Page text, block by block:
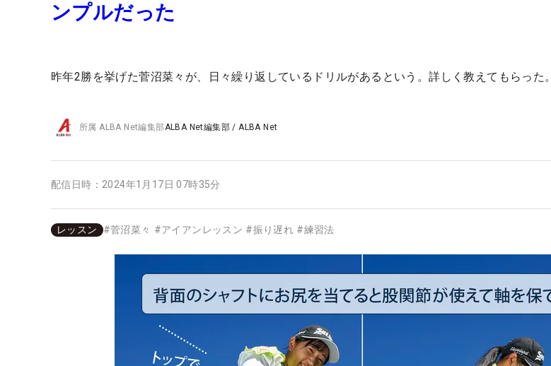
ンプルだった
昨年2勝を挙げた菅沼菜々が、日々繰り返しているドリルがあるという。詳しく教えてもらった。
所属ALBA Net編集部ALBA Net編集部 /ALBA Net
配信日時： 2024年1月17日 07時35分
レッスン #菅沼菜々 #アイアンレッスン #振り遅れ #練習法